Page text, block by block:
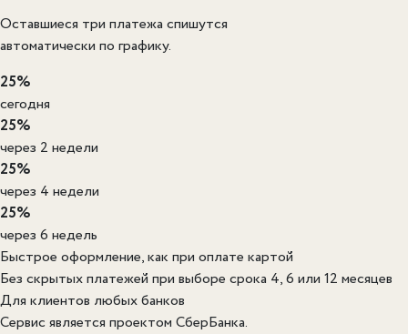
Оставшиеся три платежа спишутся
автоматически по графику.
25%
сегодня
25%
через 2 недели
25%
через 4 недели
25%
через 6 недель
Быстрое оформление, как при оплате картой
Без скрытых платежей при выборе срока 4, 6 или 12 месяцев
Для клиентов любых банков
Сервис является проектом СберБанка.